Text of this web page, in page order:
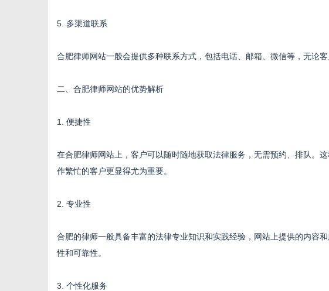
5. 多渠道联系
合肥律师网站一般会提供多种联系方式，包括电话、邮箱、微信等，无论
二、合肥律师网站的优势解析
1. 便捷性
在合肥律师网站上，客户可以随时随地获取法律服务，无需预约、排队。
作繁忙的客户更显得尤为重要。
2. 专业性
合肥的律师一般具备丰富的法律专业知识和实践经验，网站上提供的内容
性和可靠性。
3. 个性化服务